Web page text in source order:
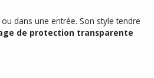
dans une entrée. Son style tendre
de protection transparente